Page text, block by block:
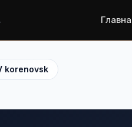
korenovsk